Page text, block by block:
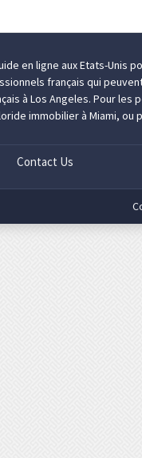
en ligne aux Etats-Unis
français qui
à Los Angeles. Pour les
immobilier à Miami, ou
Contact Us